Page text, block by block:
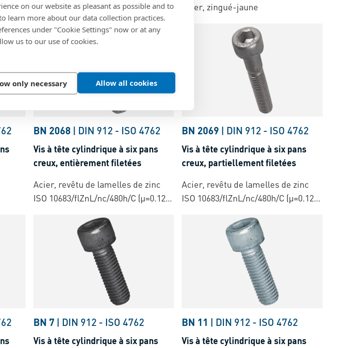
on our website as pleasant as possible and to
learn more about our data collection practices.
under "Cookie Settings" now or at any
us to our use of cookies.
only necessary Allow all cookies
Acier, zingué passivation épaisse
Acier, zingué-jaune
BN 2068 | DIN 912 - ISO 4762
Vis à tête cylindrique à six pans
creux, entièrement filetées
Acier, revêtu de lamelles de zinc
ISO 10683/flZnL/nc/480h/C (µ=0.12-
BN 2069 | DIN 912 - ISO 4762
Vis à tête cylindrique à six pans
creux, partiellement filetées
Acier, revêtu de lamelles de zinc
ISO 10683/flZnL/nc/480h/C (µ=0.12-
BN 7 | DIN 912 - ISO 4762
Vis à tête cylindrique à six pans
BN 11 | DIN 912 - ISO 4762
Vis à tête cylindrique à six pans